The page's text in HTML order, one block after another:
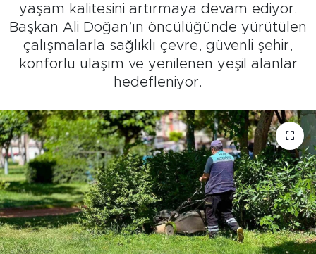
yaşam kalitesini artırmaya devam ediyor.
Başkan Ali Doğan’ın öncülüğünde yürütülen
çalışmalarla sağlıklı çevre, güvenli şehir,
konforlu ulaşım ve yenilenen yeşil alanlar
hedefleniyor.